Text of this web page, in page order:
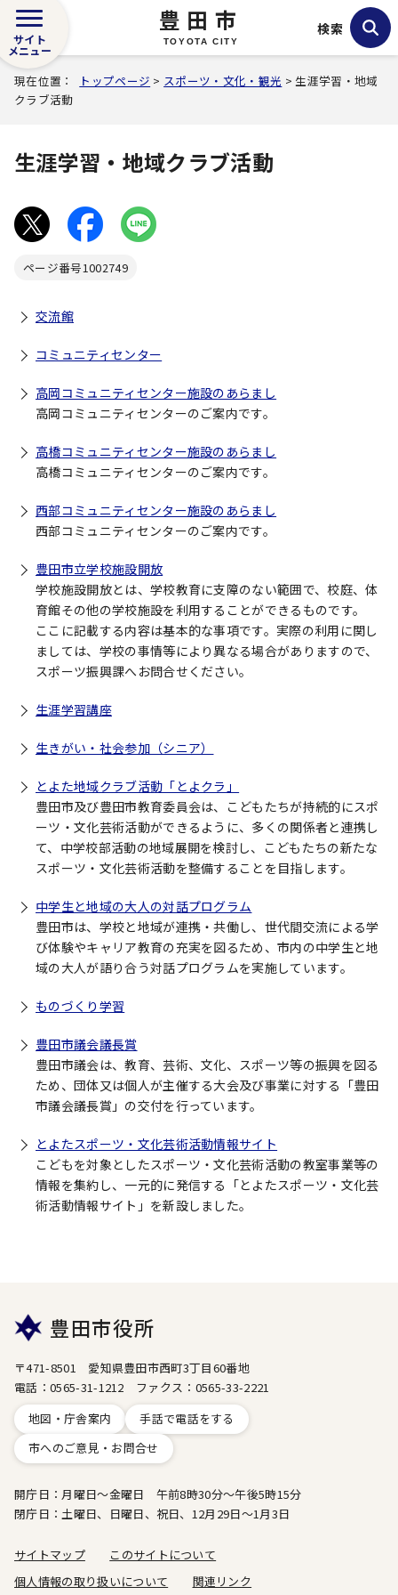
豊田市
TOYOTA CITY
サイト
メニュー
検索
現在位置： トップページ > スポーツ・文化・観光 > 生涯学習・地域
クラブ活動
生涯学習・地域クラブ活動
ページ番号1002749
交流館
コミュニティセンター
高岡コミュニティセンター施設のあらまし
高岡コミュニティセンターのご案内です。
高橋コミュニティセンター施設のあらまし
高橋コミュニティセンターのご案内です。
西部コミュニティセンター施設のあらまし
西部コミュニティセンターのご案内です。
豊田市立学校施設開放
学校施設開放とは、学校教育に支障のない範囲で、校庭、体
育館その他の学校施設を利用することができるものです。
ここに記載する内容は基本的な事項です。実際の利用に関し
ましては、学校の事情等により異なる場合がありますので、
スポーツ振興課へお問合せください。
生涯学習講座
生きがい・社会参加（シニア）
とよた地域クラブ活動「とよクラ」
豊田市及び豊田市教育委員会は、こどもたちが持続的にスポ
ーツ・文化芸術活動ができるように、多くの関係者と連携し
て、中学校部活動の地域展開を検討し、こどもたちの新たな
スポーツ・文化芸術活動を整備することを目指します。
中学生と地域の大人の対話プログラム
豊田市は、学校と地域が連携・共働し、世代間交流による学
び体験やキャリア教育の充実を図るため、市内の中学生と地
域の大人が語り合う対話プログラムを実施しています。
ものづくり学習
豊田市議会議長賞
豊田市議会は、教育、芸術、文化、スポーツ等の振興を図る
ため、団体又は個人が主催する大会及び事業に対する「豊田
市議会議長賞」の交付を行っています。
とよたスポーツ・文化芸術活動情報サイト
こどもを対象としたスポーツ・文化芸術活動の教室事業等の
情報を集約し、一元的に発信する「とよたスポーツ・文化芸
術活動情報サイト」を新設しました。
豊田市役所
〒471-8501 愛知県豊田市西町3丁目60番地
電話：0565-31-1212 ファクス：0565-33-2221
地図・庁舎案内
手話で電話をする
市へのご意見・お問合せ
開庁日：月曜日～金曜日 午前8時30分～午後5時15分
閉庁日：土曜日、日曜日、祝日、12月29日～1月3日
サイトマップ
このサイトについて
個人情報の取り扱いについて
関連リンク